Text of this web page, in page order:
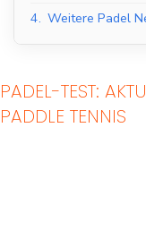
4. Weitere Padel
PADEL-TEST:
PADDLE TENNIS